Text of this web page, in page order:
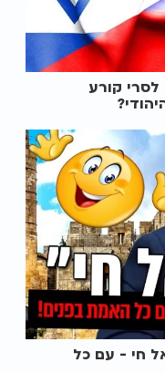
לסרי קורע
חי - עם כל